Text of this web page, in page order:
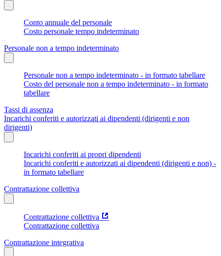
Conto annuale del personale
Costo personale tempo indeterminato
Personale non a tempo indeterminato
Personale non a tempo indeterminato - in formato tabellare
Costo del personale non a tempo indeterminato - in formato
tabellare
Tassi di assenza
Incarichi conferiti e autorizzati ai dipendenti (dirigenti e non
dirigenti)
Incarichi conferiti ai propri dipendenti
Incarichi conferiti e autorizzati ai dipendenti (dirigenti e non) -
in formato tabellare
Contrattazione collettiva
Contrattazione collettiva
Contrattazione collettiva
Contrattazione integrativa